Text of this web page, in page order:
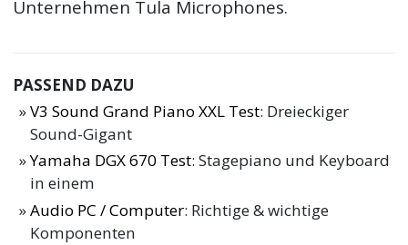
Unternehmen Tula Microphones.
PASSEND DAZU
V3 Sound Grand Piano XXL Test: Dreieckiger
Sound-Gigant
Yamaha DGX 670 Test: Stagepiano und Keyboard
in einem
Audio PC / Computer: Richtige & wichtige
Komponenten